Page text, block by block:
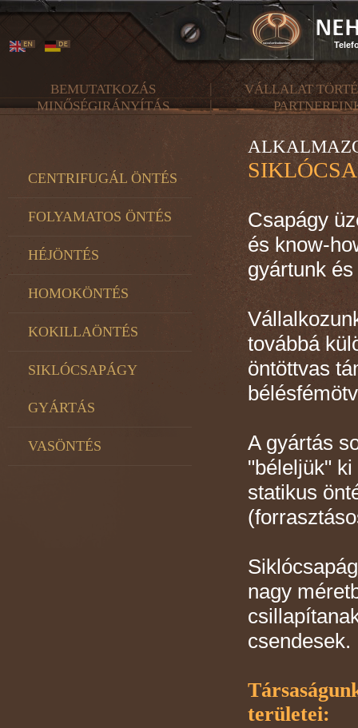
BEMUTATKOZÁS
VÁLLALAT
MINŐSÉGIRÁNYÍTÁS
Csapágy
és know-
gyártunk
továbbá
öntöttvas
A gyártás
"béleljük"
statikus
nagy
csendesek.
területei:
CENTRIFUGÁL ÖNTÉS
FOLYAMATOS ÖNTÉS
HÉJÖNTÉS
HOMOKÖNTÉS
KOKILLAÖNTÉS
SIKLÓCSAPÁGY
GYÁRTÁS
VASÖNTÉS